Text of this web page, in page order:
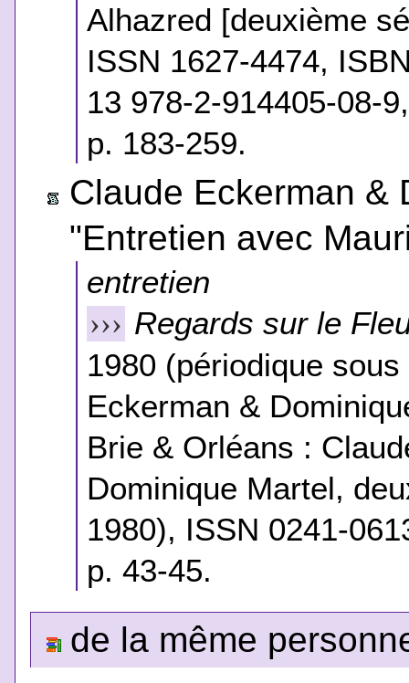
Alhazred [deuxième
ISSN 1627-4474,
13 978-2-914405-08-
p. 183-259.
Claude Eckerman &
"Entretien avec
entretien
››› Regards sur le
1980 (périodique
Eckerman &
Brie & Orléans :
Dominique Martel,
1980), ISSN 0241-
p. 43-45.
de la même